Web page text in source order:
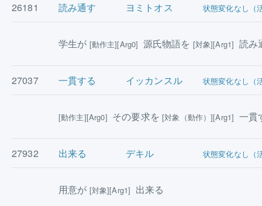
26181 読み通す ヨミトオス 状態変化なし（
学生が [動作主][Arg0] 源氏物語を [対象][Arg1] 読み
27037 一貫する イッカンスル 状態変化なし（
[動作主][Arg0] その要求を[対象（動作）][Arg1] 一貫
27932 出来る デキル 状態変化なし（
用意が [対象][Arg1] 出来る